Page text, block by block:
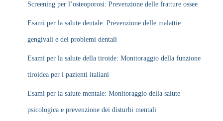
Screening per l’osteoporosi: Prevenzione delle fratture ossee
Esami per la salute dentale: Prevenzione delle malattie
gengivali e dei problemi dentali
Esami per la salute della tiroide: Monitoraggio della funzione
tiroidea per i pazienti italiani
Esami per la salute mentale: Monitoraggio della salute
psicologica e prevenzione dei disturbi mentali